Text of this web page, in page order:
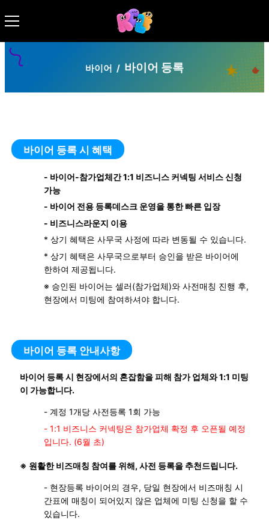
바이어 / 바이어 등록
바이어 등록 시 혜택
- 바이어-참가업체간 1:1 비즈니스 커넥팅 서비스 신청
가능
- 바이어 전용 등록데스크 운영을 통한 빠른 입장
- 비즈니스라운지 이용
* 상기 혜택은 사무국 사정에 따라 변동될 수 있습니다.
* 상기 혜택은 사무국으로부터 승인을 받은 바이어에
한하여 제공됩니다.
※ 승인된 바이어는 셀러(참가업체)와 사전매칭 진행 후,
현장에서 미팅에 참여하셔야 합니다.
바이어 등록 안내사항
바이어 등록 시 현장에서의 혼잡함을 피해 참가 업체와 1:1 미팅
이 가능합니다.
- 계정 1개당 사전등록 1회 가능
- 1:1 비즈니스 커넥팅은 참가업체 확정 후 오픈될 예정
입니다. (6월 초)
※ 원활한 비즈매칭 참여를 위해, 사전 등록을 추천드립니다.
- 현장등록 바이어의 경우, 당일 현장에서 비즈매칭 시
간표에 매칭이 되어있지 않은 업체에 미팅 신청을 할 수
있습니다.